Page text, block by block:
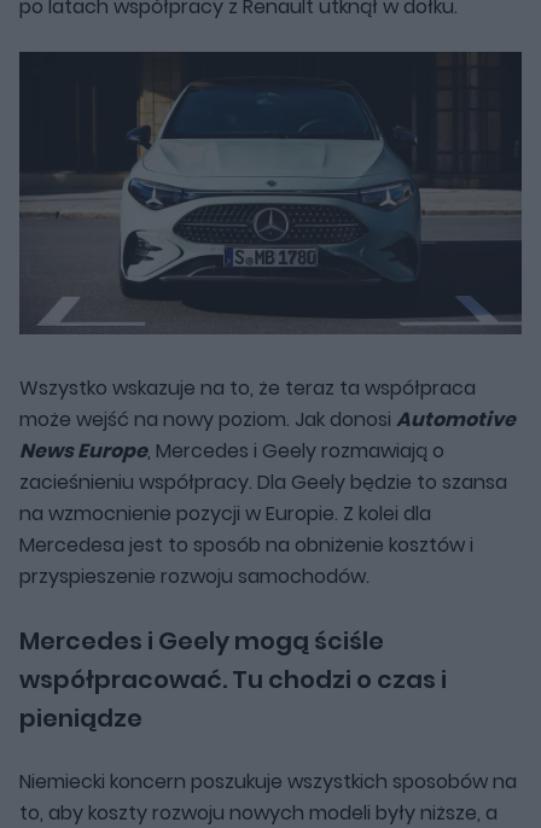
po latach współpracy z Renault utknął w dołku.
Wszystko wskazuje na to, że teraz ta współpraca
może wejść na nowy poziom. Jak donosi Automotive
News Europe, Mercedes i Geely rozmawiają o
zacieśnieniu współpracy. Dla Geely będzie to szansa
na wzmocnienie pozycji w Europie. Z kolei dla
Mercedesa jest to sposób na obniżenie kosztów i
przyspieszenie rozwoju samochodów.
Mercedes i Geely mogą ściśle
współpracować. Tu chodzi o czas i
pieniądze
Niemiecki koncern poszukuje wszystkich sposobów na
to, aby koszty rozwoju nowych modeli były niższe, a